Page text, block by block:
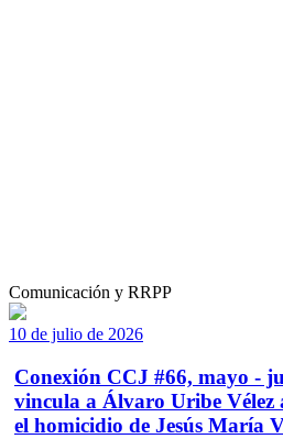
Comunicación y RRPP
10 de julio de 2026
Conexión CCJ #66, mayo -
vincula a Álvaro Uribe Vélez
el homicidio de Jesús María